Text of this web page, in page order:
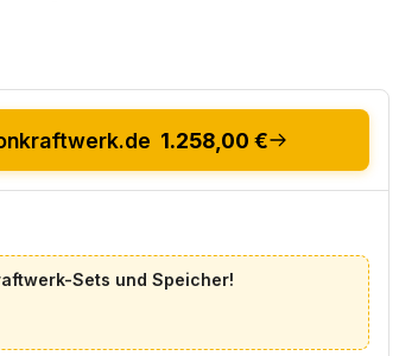
1.258,00 €
Sets und Speicher!